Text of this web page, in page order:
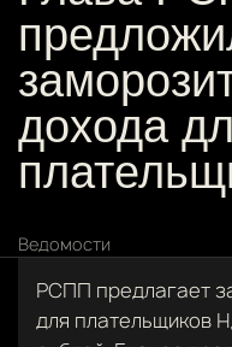
дохода
Ведомости
РСПП предлагает
для плательщиков